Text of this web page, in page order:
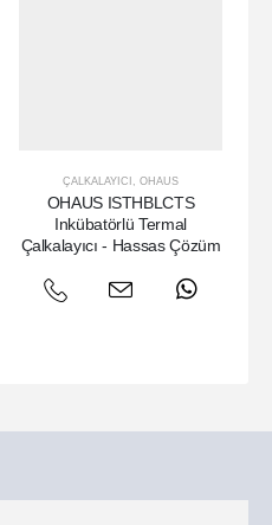
ÇALKALAYICI OHAUS
OHAUS ISTHBLCTS
Inkübatörlü Termal
Çalkalayıcı - Hassas Çözüm